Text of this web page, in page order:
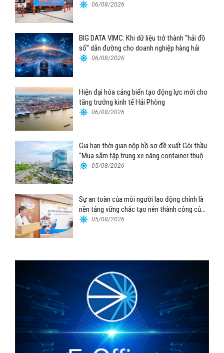
06/08/2026
BIG DATA VIMC: Khi dữ liệu trở thành “hải đồ
số” dẫn đường cho doanh nghiệp hàng hải
06/08/2026
Hiện đại hóa cảng biển tạo động lực mới cho
tăng trưởng kinh tế Hải Phòng
06/08/2026
Gia hạn thời gian nộp hồ sơ đề xuất Gói thầu
“Mua sắm tập trung xe nâng container thuộc
Tổng công ty Hàng hải Việt Nam – CTCP”
05/08/2026
Sự an toàn của mỗi người lao động chính là
nền tảng vững chắc tạo nên thành công của
Cảng Đà Nẵng
05/08/2026